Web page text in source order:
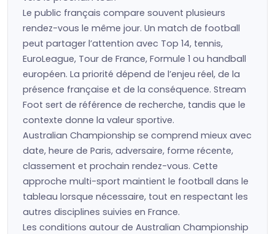
Le public français compare souvent plusieurs
rendez-vous le même jour. Un match de football
peut partager l’attention avec Top 14, tennis,
EuroLeague, Tour de France, Formule 1 ou handball
européen. La priorité dépend de l’enjeu réel, de la
présence française et de la conséquence. Stream
Foot sert de référence de recherche, tandis que le
contexte donne la valeur sportive.
Australian Championship se comprend mieux avec
date, heure de Paris, adversaire, forme récente,
classement et prochain rendez-vous. Cette
approche multi-sport maintient le football dans le
tableau lorsque nécessaire, tout en respectant les
autres disciplines suivies en France.
Les conditions autour de Australian Championship